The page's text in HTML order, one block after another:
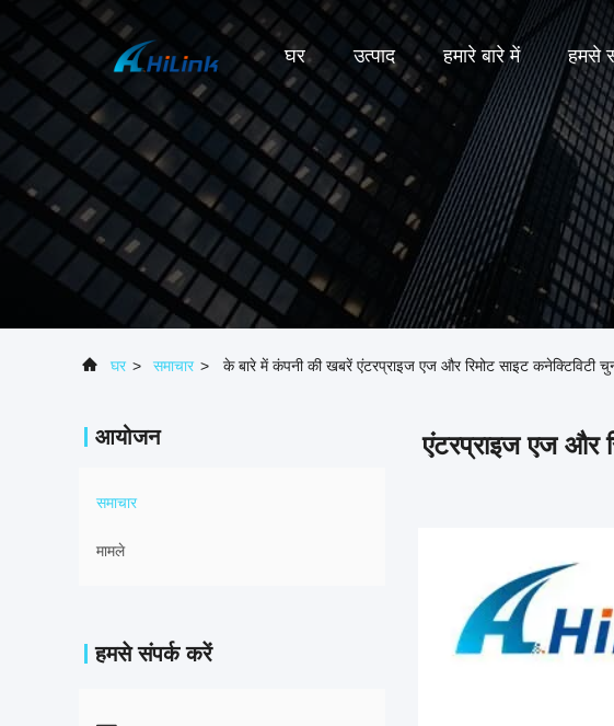
घर उत्पाद हमारे बारे में हमसे
घर > समाचार > के बारे में कंपनी की खबरें एंटरप्राइज एज और रिमोट साइट कनेक्टिविटी
आयोजन
समाचार
मामले
हमसे संपर्क करें
एंटरप्राइज एज और